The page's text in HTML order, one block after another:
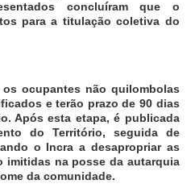
concluíram que o
para a titulação coletiva do
ocupantes não quilombolas
e terão prazo de 90 dias
Após esta etapa, é publicada
do Território, seguida de
o Incra a desapropriar as
imitidas na posse da autarquia
da comunidade.